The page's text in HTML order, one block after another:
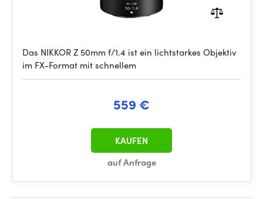
Das NIKKOR Z 50mm f/1.4 ist ein lichtstarkes Objektiv
im FX-Format mit schnellem
559 €
auf Anfrage
KAUFEN